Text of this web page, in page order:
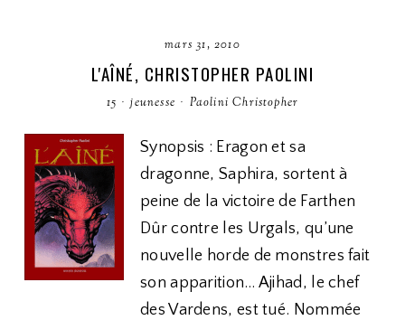
mars 31, 2010
L'AÎNÉ, CHRISTOPHER PAOLINI
15 · jeunesse · Paolini Christopher
Synopsis : Eragon et sa
dragonne, Saphira, sortent à
peine de la victoire de Farthen
Dûr contre les Urgals, qu’une
nouvelle horde de monstres fait
son apparition… Ajihad, le chef
des Vardens, est tué. Nommée